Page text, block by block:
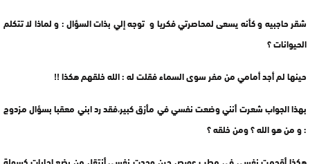
شقر حاجبيه و كأنه يسعى لمحاصرتي فكريا و توجه إلي بذات السؤال : و لماذا لا تتكلم
الحيوانات ؟
حينها لم أجد أمامي من مفر سوى السماء فقلت له : الله خلقهم هكذا !!
بهذا الجواب شعرت أنني وضعت نفسي في مأزق كبير،فقد رد ابني معقبا بسؤال مزدوج
: و من هو الله ؟ ومن خلقه ؟